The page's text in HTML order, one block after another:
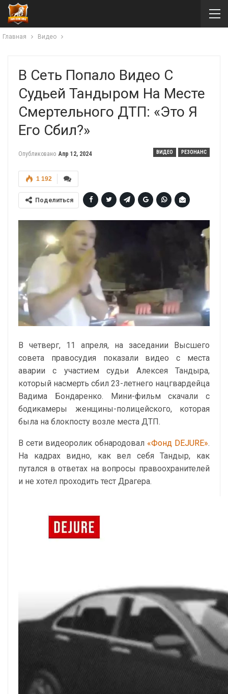
Главная Видео
В Сеть Попало Видео С
Судьей Тандыром На Месте
Смертельного ДТП: «Это Я
Его Сбил?»
ВИДЕО РЕЗОНАНС
Опубликовано Апр 12, 2024
1 192
Поделиться
В четверг, 11 апреля, на заседании Высшего
совета правосудия показали видео с места
аварии с участием судьи Алексея Тандыра,
который насмерть сбил 23-летнего нацгвардейца
Вадима Бондаренко. Мини-фильм скачали с
бодикамеры женщины-полицейского, которая
была на блокпосту возле места ДТП.
В сети видеоролик обнародовал «Фонд DEJURE».
На кадрах видно, как вел себя Тандыр, как
путался в ответах на вопросы правоохранителей
и не хотел проходить тест Драгера.